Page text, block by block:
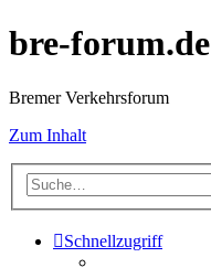
bre-forum.de
Bremer Verkehrsforum
Zum Inhalt
Schnellzugriff